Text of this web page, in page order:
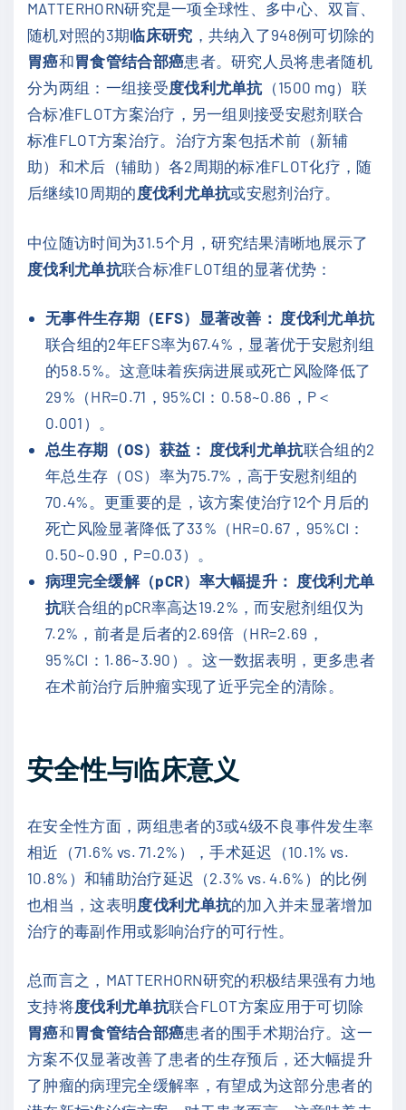
MATTERHORN研究是一项全球性、多中心、双盲、
随机对照的3期临床研究 ，共纳入了948例可切除的
胃癌和胃食管结合部癌患者。研究人员将患者随机
分为两组：一组接受度伐利尤单抗（1500 mg）联
合标准FLOT方案治疗，另一组则接受安慰剂联合
标准FLOT方案治疗。治疗方案包括术前（新辅
助）和术后（辅助）各2周期的标准FLOT化疗，随
后继续10周期的 度伐利尤单抗或安慰剂治疗。
中位随访时间为31.5个月，研究结果清晰地展示了
度伐利尤单抗联合标准FLOT组的显著优势：
无事件生存期（EFS）显著改善： 度伐利尤单抗
联合组的2年EFS率为67.4%，显著优于安慰剂组
的58.5%。这意味着疾病进展或死亡风险降低了
29%（HR=0.71，95%CI：0.58~0.86，P＜
0.001）。
总生存期（OS）获益： 度伐利尤单抗联合组的2
年总生存（OS）率为75.7%，高于安慰剂组的
70.4%。更重要的是，该方案使治疗12个月后的
死亡风险显著降低了33%（HR=0.67，95%CI：
0.50~0.90，P=0.03）。
病理完全缓解（pCR）率大幅提升： 度伐利尤单
抗联合组的pCR率高达19.2%，而安慰剂组仅为
7.2%，前者是后者的2.69倍（HR=2.69，
95%CI：1.86~3.90）。这一数据表明，更多患者
在术前治疗后肿瘤实现了近乎完全的清除。
安全性与临床意义
在安全性方面，两组患者的3或4级不良事件发生率
相近（71.6% vs. 71.2%），手术延迟（10.1% vs.
10.8%）和辅助治疗延迟（2.3% vs. 4.6%）的比例
也相当，这表明度伐利尤单抗的加入并未显著增加
治疗的毒副作用或影响治疗的可行性。
总而言之，MATTERHORN研究的积极结果强有力地
支持将度伐利尤单抗联合FLOT方案应用于可切除
胃癌和胃食管结合部癌患者的围手术期治疗。这一
方案不仅显著改善了患者的生存预后，还大幅提升
了肿瘤的病理完全缓解率，有望成为这部分患者的